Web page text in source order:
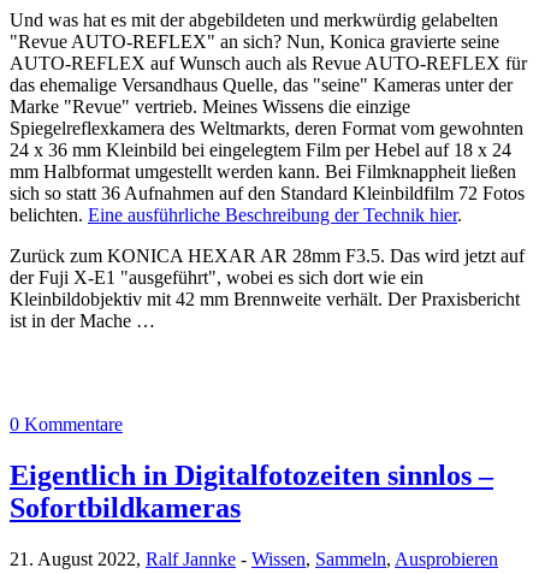
Und was hat es mit der abgebildeten und merkwürdig gelabelten
"Revue AUTO-REFLEX" an sich? Nun, Konica gravierte seine
AUTO-REFLEX auf Wunsch auch als Revue AUTO-REFLEX für
das ehemalige Versandhaus Quelle, das "seine" Kameras unter der
Marke "Revue" vertrieb. Meines Wissens die einzige
Spiegelreflexkamera des Weltmarkts, deren Format vom gewohnten
24 x 36 mm Kleinbild bei eingelegtem Film per Hebel auf 18 x 24
mm Halbformat umgestellt werden kann. Bei Filmknappheit ließen
sich so statt 36 Aufnahmen auf den Standard Kleinbildfilm 72 Fotos
belichten. Eine ausführliche Beschreibung der Technik hier.
Zurück zum KONICA HEXAR AR 28mm F3.5. Das wird jetzt auf
der Fuji X-E1 "ausgeführt", wobei es sich dort wie ein
Kleinbildobjektiv mit 42 mm Brennweite verhält. Der Praxisbericht
ist in der Mache …
0 Kommentare
Eigentlich in Digitalfotozeiten sinnlos –
Sofortbildkameras
21. August 2022, Ralf Jannke - Wissen, Sammeln, Ausprobieren